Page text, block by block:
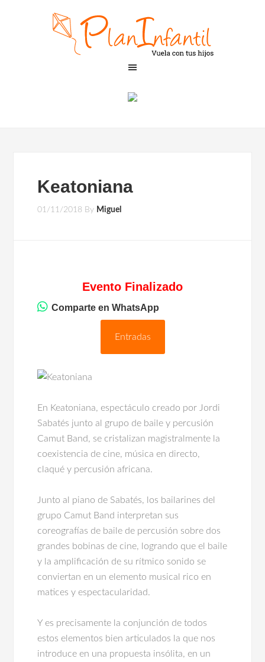
Keatoniana
01/11/2018 By Miguel
Evento Finalizado
Comparte en WhatsApp
Entradas
En Keatoniana, espectáculo creado por Jordi
Sabatés junto al grupo de baile y percusión
Camut Band, se cristalizan magistralmente la
coexistencia de cine, música en directo,
claqué y percusión africana.
Junto al piano de Sabatés, los bailarines del
grupo Camut Band interpretan sus
coreografías de baile de percusión sobre dos
grandes bobinas de cine, logrando que el baile
y la amplificación de su rítmico sonido se
conviertan en un elemento musical rico en
matices y espectacularidad.
Y es precisamente la conjunción de todos
estos elementos bien articulados la que nos
introduce en una propuesta insólita, en un